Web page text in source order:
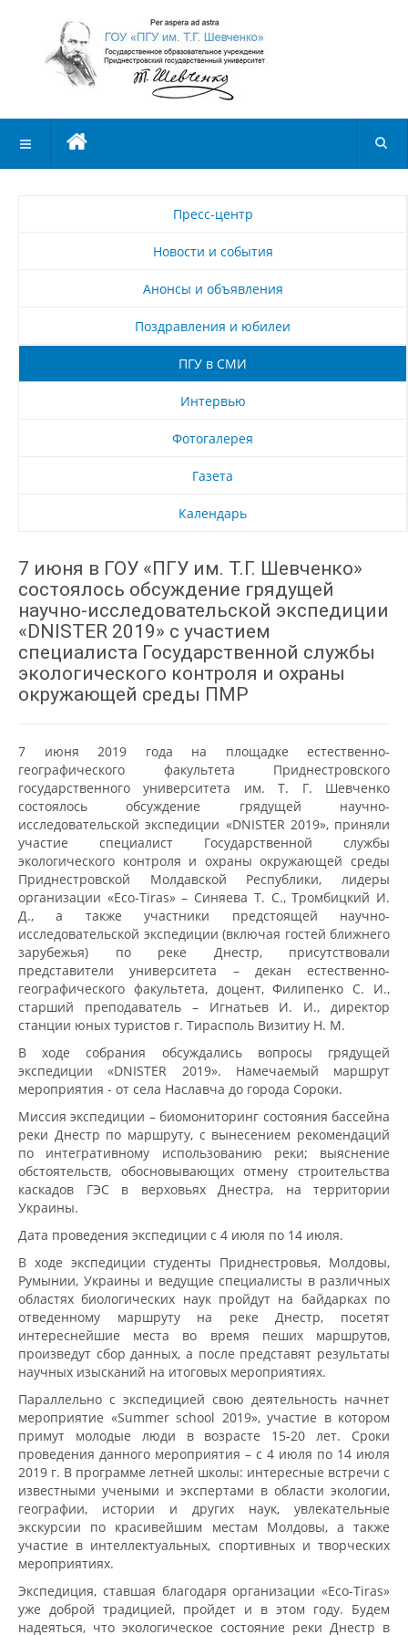
Пресс-центр
Новости и события
Анонсы и объявления
Поздравления и юбилеи
ПГУ в СМИ
Интервью
Фотогалерея
Газета
Календарь
7 июня в ГОУ «ПГУ им. Т.Г. Шевченко»
состоялось обсуждение грядущей
научно-исследовательской экспедиции
«DNISTER 2019» с участием
специалиста Государственной службы
экологического контроля и охраны
окружающей среды ПМР
7 июня 2019 года на площадке естественно-
географического факультета Приднестровского
государственного университета им. Т. Г. Шевченко
состоялось обсуждение грядущей научно-
исследовательской экспедиции «DNISTER 2019», приняли
участие специалист Государственной службы
экологического контроля и охраны окружающей среды
Приднестровской Молдавской Республики, лидеры
организации «Eco-Tiras» – Синяева Т. С., Тромбицкий И.
Д., а также участники предстоящей научно-
исследовательской экспедиции (включая гостей ближнего
зарубежья) по реке Днестр, присутствовали
представители университета – декан естественно-
географического факультета, доцент, Филипенко С. И.,
старший преподаватель – Игнатьев И. И., директор
станции юных туристов г. Тирасполь Визитиу Н. М.
В ходе собрания обсуждались вопросы грядущей
экспедиции «DNISTER 2019». Намечаемый маршрут
мероприятия - от села Наславча до города Сороки.
Миссия экспедиции – биомониторинг состояния бассейна
реки Днестр по маршруту, с вынесением рекомендаций
по интегративному использованию реки; выяснение
обстоятельств, обосновывающих отмену строительства
каскадов ГЭС в верховьях Днестра, на территории
Украины.
Дата проведения экспедиции с 4 июля по 14 июля.
В ходе экспедиции студенты Приднестровья, Молдовы,
Румынии, Украины и ведущие специалисты в различных
областях биологических наук пройдут на байдарках по
отведенному маршруту на реке Днестр, посетят
интереснейшие места во время пеших маршрутов,
произведут сбор данных, а после представят результаты
научных изысканий на итоговых мероприятиях.
Параллельно с экспедицией свою деятельность начнет
мероприятие «Summer school 2019», участие в котором
примут молодые люди в возрасте 15-20 лет. Сроки
проведения данного мероприятия – с 4 июля по 14 июля
2019 г. В программе летней школы: интересные встречи с
известными учеными и экспертами в области экологии,
географии, истории и других наук, увлекательные
экскурсии по красивейшим местам Молдовы, а также
участие в интеллектуальных, спортивных и творческих
мероприятиях.
Экспедиция, ставшая благодаря организации «Eco-Tiras»
уже доброй традицией, пройдет и в этом году. Будем
надеяться, что экологическое состояние реки Днестр в